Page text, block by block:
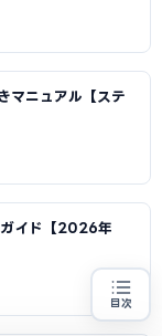
マニュアル【ステ
イド【2026年
目次
域・業種から選べる